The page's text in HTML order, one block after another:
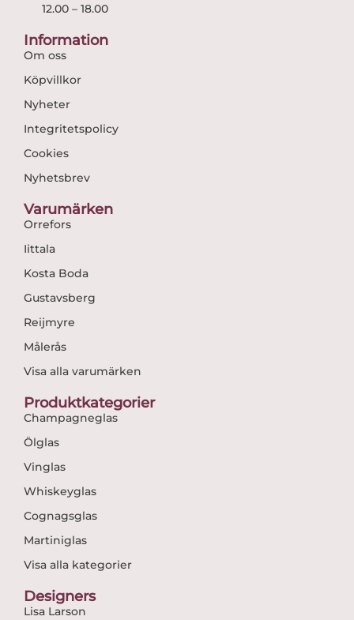
12.00 – 18.00
Information
Om oss
Köpvillkor
Nyheter
Integritetspolicy
Cookies
Nyhetsbrev
Varumärken
Orrefors
Iittala
Kosta Boda
Gustavsberg
Reijmyre
Målerås
Visa alla varumärken
Produktkategorier
Champagneglas
Ölglas
Vinglas
Whiskeyglas
Cognagsglas
Martiniglas
Visa alla kategorier
Designers
Lisa Larson